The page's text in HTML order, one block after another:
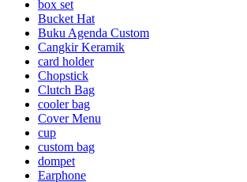
box set
Bucket Hat
Buku Agenda Custom
Cangkir Keramik
card holder
Chopstick
Clutch Bag
cooler bag
Cover Menu
cup
custom bag
dompet
Earphone